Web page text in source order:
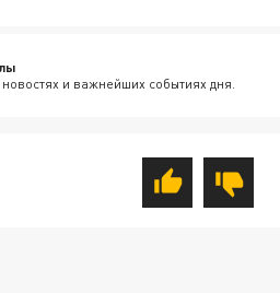
и важнейших событиях дня.